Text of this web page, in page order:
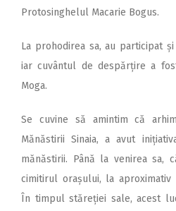
Protosinghelul Macarie Bogus.
La prohodirea sa, au participat
iar cuvântul de despărțire a
Moga.
Se cuvine să amintim că
Mănăstirii Sinaia, a avut
mănăstirii. Până la venirea sa,
cimitirul orașului, la
În timpul stăreției sale, acest